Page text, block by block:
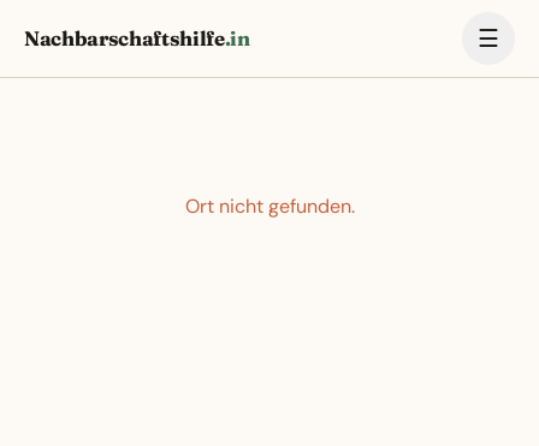
Nachbarschaftshilfe.in ☰
Ort nicht gefunden.